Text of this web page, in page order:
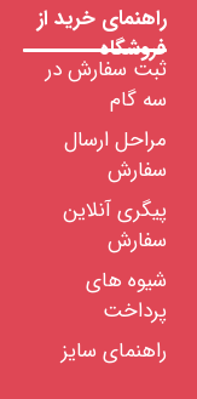
راهنمای خرید از
فروشگاه
ثبت سفارش در
سه گام
مراحل ارسال
سفارش
پیگری آنلاین
سفارش
شیوه های
پرداخت
راهنمای سایز